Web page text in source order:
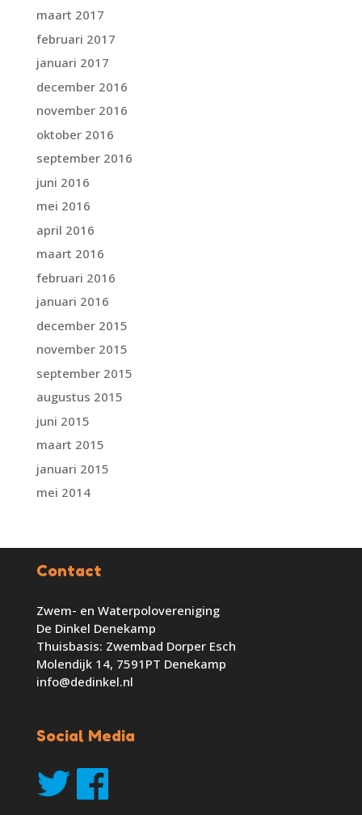
maart 2017
februari 2017
januari 2017
december 2016
november 2016
oktober 2016
september 2016
juni 2016
mei 2016
april 2016
maart 2016
februari 2016
januari 2016
december 2015
november 2015
september 2015
augustus 2015
juni 2015
maart 2015
januari 2015
mei 2014
Contact
Zwem- en Waterpolovereniging
De Dinkel Denekamp
Thuisbasis: Zwembad Dorper Esch
Molendijk 14, 7591PT Denekamp
info@dedinkel.nl
Social Media